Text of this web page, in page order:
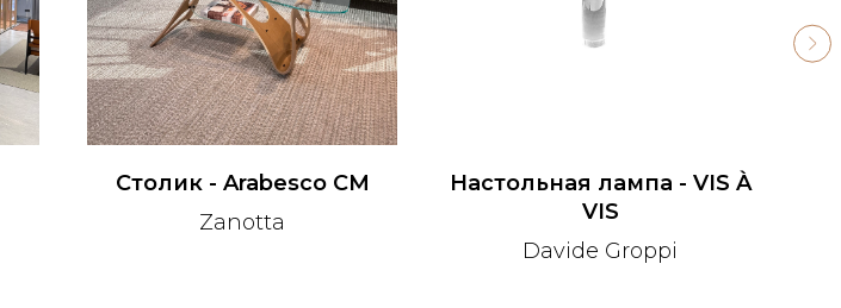
Столик - Arabesco CM
Zanotta
Настольная лампа - VIS À
VIS
Davide Groppi